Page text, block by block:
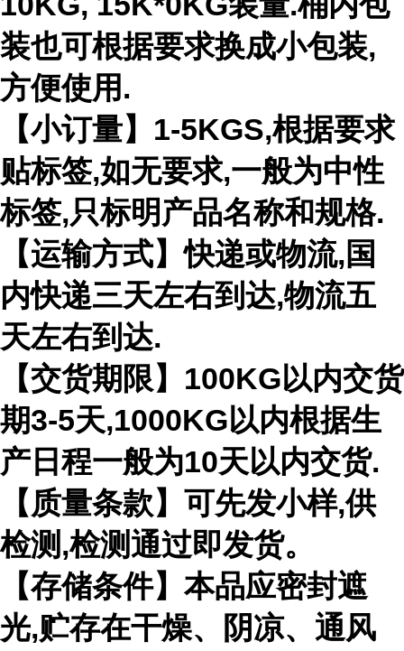
装也可根据要求换成小包装,
方便使用.
【小订量】1-5KGS,根据要求
贴标签,如无要求,一般为中性
标签,只标明产品名称和规格.
【运输方式】快递或物流,国
内快递三天左右到达,物流五
天左右到达.
【交货期限】100KG以内交货
期3-5天,1000KG以内根据生
产日程一般为10天以内交货.
【质量条款】可先发小样,供
检测,检测通过即发货。
【存储条件】本品应密封遮
光,贮存在干燥、阴凉、通风